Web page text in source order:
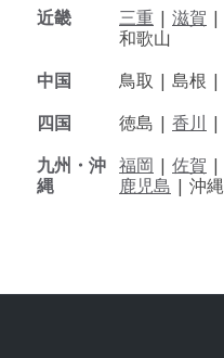
近畿
三重 | 滋賀 |
和歌山
中国
鳥取 | 島根 |
四国
徳島 | 香川 |
九州・沖
縄
福岡 | 佐賀 |
鹿児島 | 沖縄